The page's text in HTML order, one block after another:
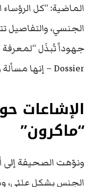
الماضية: “كل
الجنسي، والتفاصيل
Dossier – إنها مسألة وقت فقط”.
الإشاعات
“ماكرون”
ونوّهت الصحيفة إلى
الجنس بشكل علني،